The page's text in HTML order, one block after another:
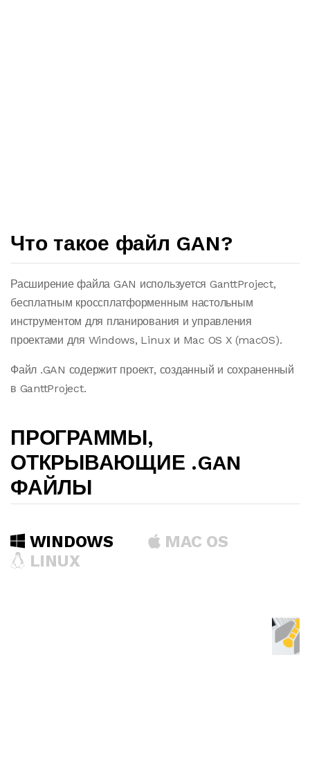
Что такое файл GAN?
Расширение файла GAN используется GanttProject,
бесплатным кроссплатформенным настольным
инструментом для планирования и управления
проектами для Windows, Linux и Mac OS X (macOS).
Файл .GAN содержит проект, созданный и сохраненный
в GanttProject.
ПРОГРАММЫ,
ОТКРЫВАЮЩИЕ .GAN
ФАЙЛЫ
WINDOWS
MAC OS
LINUX